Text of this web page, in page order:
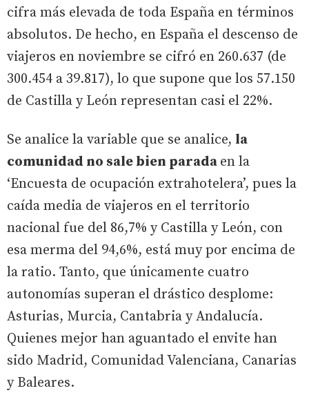
cifra más elevada de toda España en términos
absolutos. De hecho, en España el descenso de
viajeros en noviembre se cifró en 260.637 (de
300.454 a 39.817), lo que supone que los 57.150
de Castilla y León representan casi el 22%.
Se analice la variable que se analice, la
comunidad no sale bien parada en la
‘Encuesta de ocupación extrahotelera’, pues la
caída media de viajeros en el territorio
nacional fue del 86,7% y Castilla y León, con
esa merma del 94,6%, está muy por encima de
la ratio. Tanto, que únicamente cuatro
autonomías superan el drástico desplome:
Asturias, Murcia, Cantabria y Andalucía.
Quienes mejor han aguantado el envite han
sido Madrid, Comunidad Valenciana, Canarias
y Baleares.